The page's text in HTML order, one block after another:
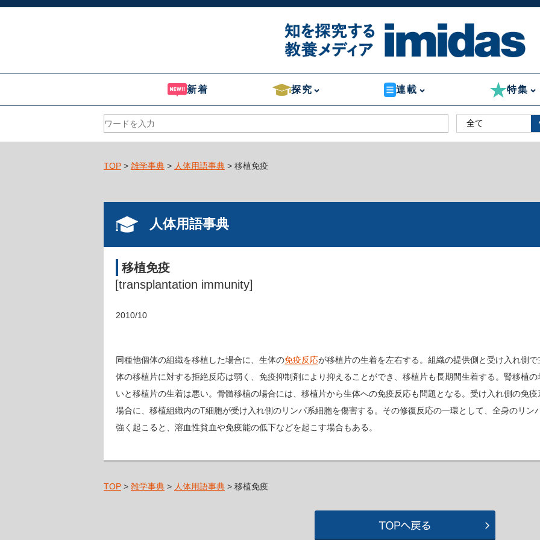
新着 探究 連載 特集
TOP > 雑学事典 > 人体用語事典 > 移植免疫
人体用語事典
移植免疫
[transplantation immunity]
2010/10
同種他個体の組織を移植した場合に、生体の免疫反応が移植片の生着を左右する。組織の提供側と受け入れ側
体の移植片に対する拒絶反応は弱く、免疫抑制剤により抑えることができ、移植片も長期間生着する。腎移植
いと移植片の生着は悪い。骨髄移植の場合には、移植片から生体への免疫反応も問題となる。受け入れ側の免
場合に、移植組織内のT細胞が受け入れ側のリンパ系細胞を傷害する。その修復反応の一環として、全身のリン
強く起こると、溶血性貧血や免疫能の低下などを起こす場合もある。
TOP > 雑学事典 > 人体用語事典 > 移植免疫